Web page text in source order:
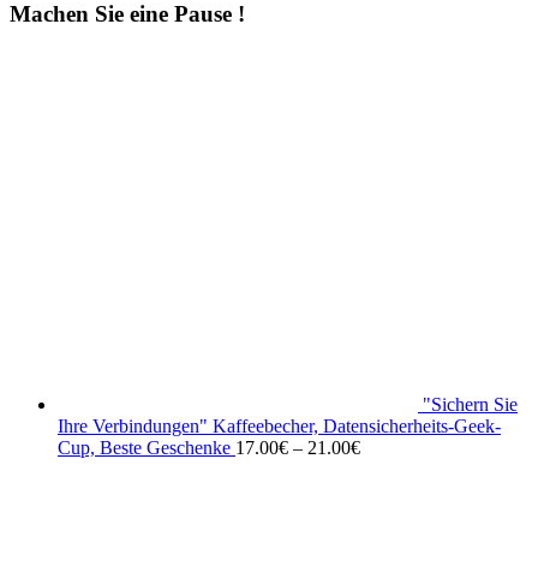
Machen Sie eine Pause !
"Sichern Sie
Ihre Verbindungen" Kaffeebecher, Datensicherheits-Geek-
Cup, Beste Geschenke 17.00€ – 21.00€